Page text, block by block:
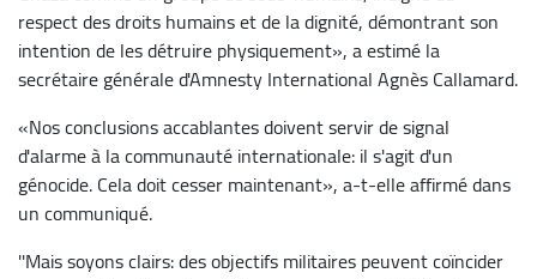
respect des droits humains et de la dignité, démontrant son
intention de les détruire physiquement», a estimé la
secrétaire générale d'Amnesty International Agnès Callamard.
«Nos conclusions accablantes doivent servir de signal
d'alarme à la communauté internationale: il s'agit d'un
génocide. Cela doit cesser maintenant», a-t-elle affirmé dans
un communiqué.
''Mais soyons clairs: des objectifs militaires peuvent coïncider